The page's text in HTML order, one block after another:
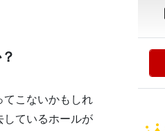
てこないかもしれ
しているホールが